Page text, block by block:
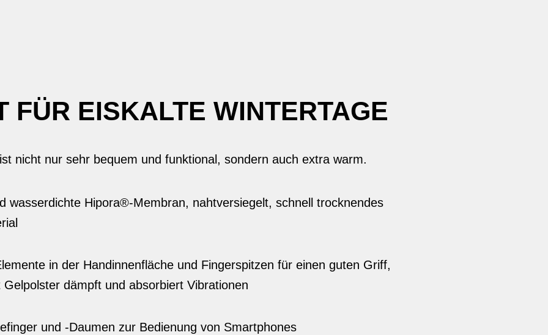
FÜR EISKALTE WINTERTAGE
nicht nur sehr bequem und funktional, sondern auch extra warm.
wasserdichte Hipora®-Membran, nahtversiegelt, schnell trocknendes
in der Handinnenfläche und Fingerspitzen für einen guten Griff,
dämpft und absorbiert Vibrationen
und -Daumen zur Bedienung von Smartphones